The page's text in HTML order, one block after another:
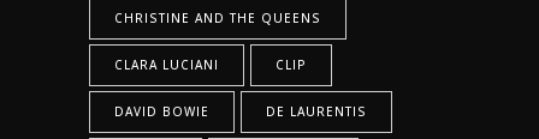
CHRISTINE AND THE QUEENS
CLARA LUCIANI CLIP
DAVID BOWIE DE LAURENTIS